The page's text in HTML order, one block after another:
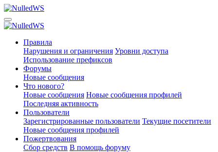
Правила
Нарушения и ограничения Уровни доступа
Использование префиксов
Форумы
Новые сообщения
Что нового?
Новые сообщения Новые сообщения профилей
Последняя активность
Пользователи
Зарегистрированные пользователи Текущие посетители
Новые сообщения профилей
Пожертвования
Сбор средств В помощь форуму